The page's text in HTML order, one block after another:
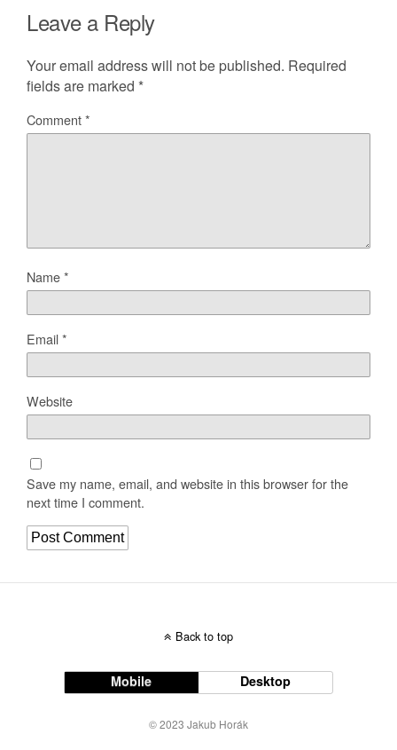
Leave a Reply
Your email address will not be published. Required
fields are marked *
Comment*
Name*
Email*
Website
Save my name, email, and website in this browser for the
next time I comment.
Back to top
Mobile Desktop
© 2023 Jakub Horák